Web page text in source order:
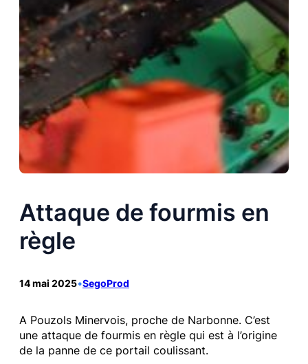
Attaque de fourmis en
règle
14 mai 2025•SegoProd
A Pouzols Minervois, proche de Narbonne. C’est
une attaque de fourmis en règle qui est à l’origine
de la panne de ce portail coulissant.